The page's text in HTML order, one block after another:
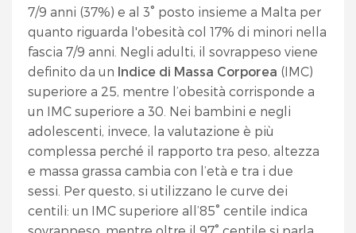
7/9 anni (37%) e al 3° posto insieme a Malta per
quanto riguarda l'obesità col 17% di minori nella
fascia 7/9 anni. Negli adulti, il sovrappeso viene
definito da un Indice di Massa Corporea (IMC)
superiore a 25, mentre l’obesità corrisponde a
un IMC superiore a 30. Nei bambini e negli
adolescenti, invece, la valutazione è più
complessa perché il rapporto tra peso, altezza
e massa grassa cambia con l’età e tra i due
sessi. Per questo, si utilizzano le curve dei
centili: un IMC superiore all’85° centile indica